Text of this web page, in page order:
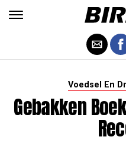
Voedsel En
Gebakken